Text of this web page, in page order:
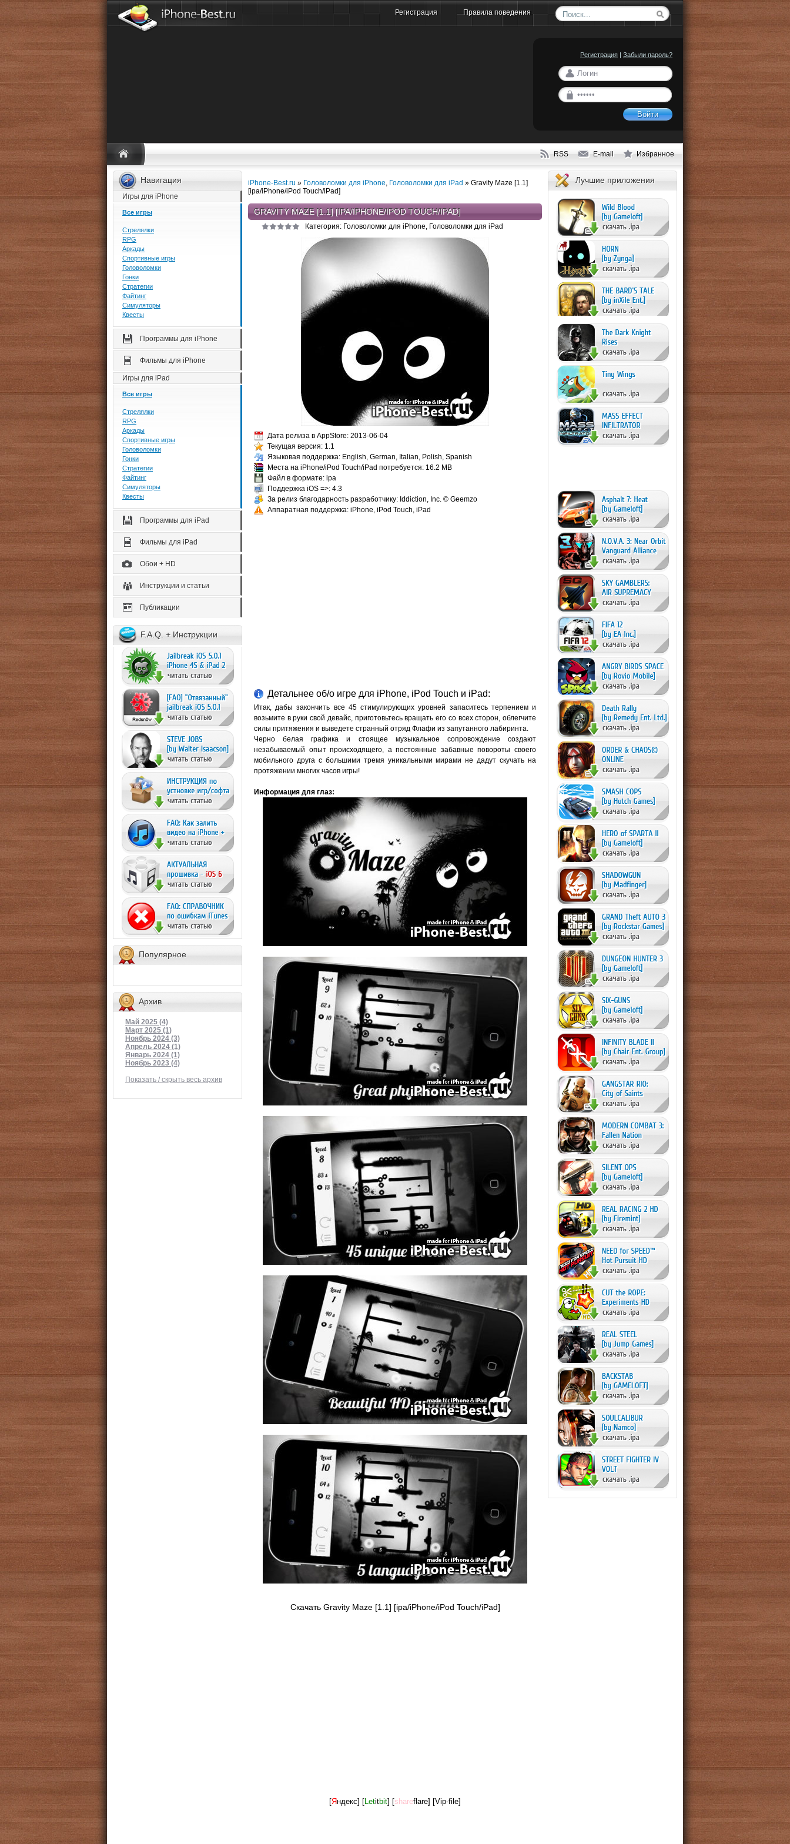
Регистрация Правила поведения
Регистрация | Забыли пароль?
Войти
RSS E-mail Избранное
Навигация
Игры для iPhone
Все игры
Стрелялки
RPG
Аркады
Спортивные игры
Головоломки
Гонки
Стратегии
Файтинг
Симуляторы
Квесты
Программы для iPhone
Фильмы для iPhone
Игры для iPad
Все игры
Стрелялки
RPG
Аркады
Спортивные игры
Головоломки
Гонки
Стратегии
Файтинг
Симуляторы
Квесты
Программы для iPad
Фильмы для iPad
Обои + HD
Инструкции и статьи
Публикации
F.A.Q. + Инструкции
Популярное
Архив
Май 2025 (4)
Март 2025 (1)
Ноябрь 2024 (3)
Апрель 2024 (1)
Январь 2024 (1)
Ноябрь 2023 (4)
Показать / скрыть весь архив
iPhone-Best.ru » Головоломки для iPhone, Головоломки для iPad » Gravity Maze [1.1]
[ipa/iPhone/iPod Touch/iPad]
GRAVITY MAZE [1.1] [IPA/IPHONE/IPOD TOUCH/IPAD]
Категория: Головоломки для iPhone, Головоломки для iPad
Дата релиза в AppStore: 2013-06-04
Текущая версия: 1.1
Языковая поддержка: English, German, Italian, Polish, Spanish
Места на iPhone/iPod Touch/iPad потребуется: 16.2 MB
Файл в формате: ipa
Поддержка iOS =>: 4.3
За релиз благодарность разработчику: Iddiction, Inc. © Geemzo
Аппаратная поддержка: iPhone, iPod Touch, iPad
Детальнее об/о игре для iPhone, iPod Touch и iPad:
Итак, дабы закончить все 45 стимулирующих уровней запаситесь терпением и
возьмите в руки свой девайс, приготовьтесь вращать его со всех сторон, облегчите
силы притяжения и выведете странный отряд Флафи из запутанного лабиринта.
Черно белая графика и стоящее музыкальное сопровождение создают
незабываемый опыт происходящего, а постоянные забавные повороты своего
мобильного друга с большими тремя уникальными мирами не дадут скучать на
протяжении многих часов игры!
Информация для глаз:
Скачать Gravity Maze [1.1] [ipa/iPhone/iPod Touch/iPad]
[Яндекс] [Letitbit] [shareflare] [Vip-file]
Лучшие приложения